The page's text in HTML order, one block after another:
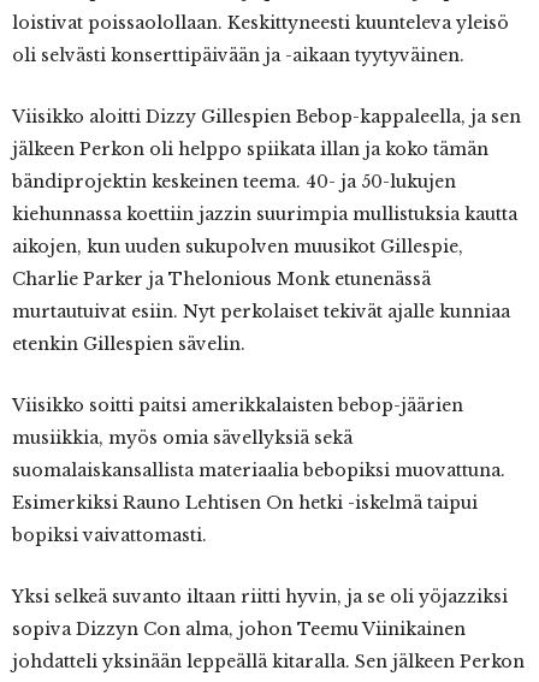
loistivat poissaolollaan. Keskittyneesti kuunteleva yleisö
oli selvästi konserttipäivään ja -aikaan tyytyväinen.
Viisikko aloitti Dizzy Gillespien Bebop-kappaleella, ja sen
jälkeen Perkon oli helppo spiikata illan ja koko tämän
bändiprojektin keskeinen teema. 40- ja 50-lukujen
kiehunnassa koettiin jazzin suurimpia mullistuksia kautta
aikojen, kun uuden sukupolven muusikot Gillespie,
Charlie Parker ja Thelonious Monk etunenässä
murtautuivat esiin. Nyt perkolaiset tekivät ajalle kunniaa
etenkin Gillespien sävelin.
Viisikko soitti paitsi amerikkalaisten bebop-jäärien
musiikkia, myös omia sävellyksiä sekä
suomalaiskansallista materiaalia bebopiksi muovattuna.
Esimerkiksi Rauno Lehtisen On hetki -iskelmä taipui
bopiksi vaivattomasti.
Yksi selkeä suvanto iltaan riitti hyvin, ja se oli yöjazziksi
sopiva Dizzyn Con alma, johon Teemu Viinikainen
johdatteli yksinään leppeällä kitaralla. Sen jälkeen Perkon